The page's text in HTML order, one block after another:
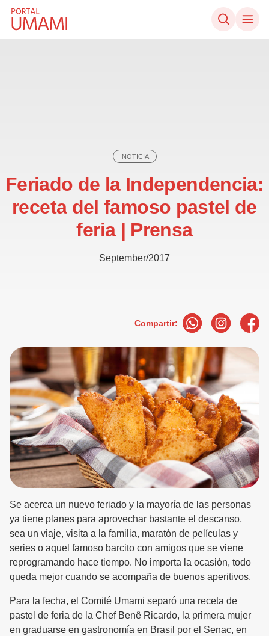
Ir directamente al contenido
NOTICIA
Feriado de la Independencia:
receta del famoso pastel de
feria | Prensa
September/2017
Compartir:
Se acerca un nuevo feriado y la mayoría de las personas
ya tiene planes para aprovechar bastante el descanso,
sea un viaje, visita a la familia, maratón de películas y
series o aquel famoso barcito con amigos que se viene
reprogramando hace tiempo. No importa la ocasión, todo
queda mejor cuando se acompaña de buenos aperitivos.
Para la fecha, el Comité Umami separó una receta de
pastel de feria de la Chef Benê Ricardo, la primera mujer
en graduarse en gastronomía en Brasil por el Senac, en